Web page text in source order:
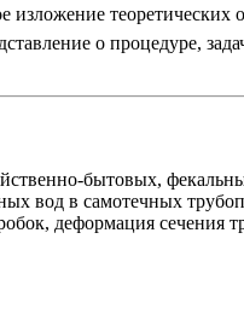
изложение теоретических
о процедуре,
бытовых,
вод в самотечных
деформация сечения